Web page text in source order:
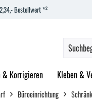
Bestellwert *²
& Korrigieren Kleben &
Büroeinrichtung